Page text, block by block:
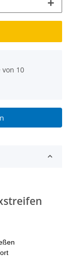
10